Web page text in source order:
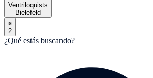
Ventriloquists
Bielefeld
2
¿Qué estás buscando?